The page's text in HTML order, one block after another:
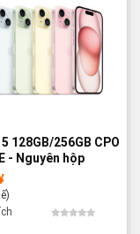
128GB/256GB CPO
- Nguyên hộp